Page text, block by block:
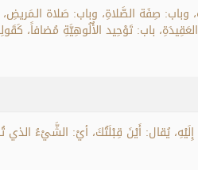
صِفَة الصَّلاةِ، وباب: صَلاة الـمَريضِ،
باب: تَوْحِيد الأُلُوهِيَّةِ مُضافاً،
يُقال: أَيْنَ قِبْلَتُكَ، أيْ: الشَّيْءُ الذي